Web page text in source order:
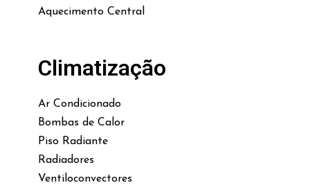
Aquecimento Central
Climatização
Ar Condicionado
Bombas de Calor
Piso Radiante
Radiadores
Ventiloconvectores